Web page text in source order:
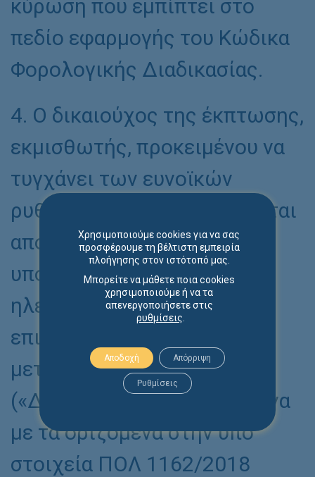
κύρωση που εμπίπτει στο
πεδίο εφαρμογής του Κώδικα
Φορολογικής Διαδικασίας.
4. Ο δικαιούχος της έκπτωσης,
εκμισθωτής, προκειμένου να
τυγχάνει των ευνοϊκών
ρυθμίσεων που προβλέπονται
από τις κείμενες διατάξεις,
υποβάλλει με τη χρήση
ηλεκτρονικής μεθόδου
επικοινωνίας δήλωση περί
μεταβολής του μισθώματος
(«Δήλωση COVID»), σύμφωνα
με τα οριζόμενα στην υπό
στοιχεία ΠΟΛ 1162/2018
Χρησιμοποιούμε cookies για να σας
προσφέρουμε τη βέλτιστη εμπειρία
πλοήγησης στον ιστότοπό μας.
Μπορείτε να μάθετε ποια cookies
χρησιμοποιούμε ή να τα
απενεργοποιήσετε στις
ρυθμίσεις
Αποδοχή Απόρριψη
Ρυθμίσεις